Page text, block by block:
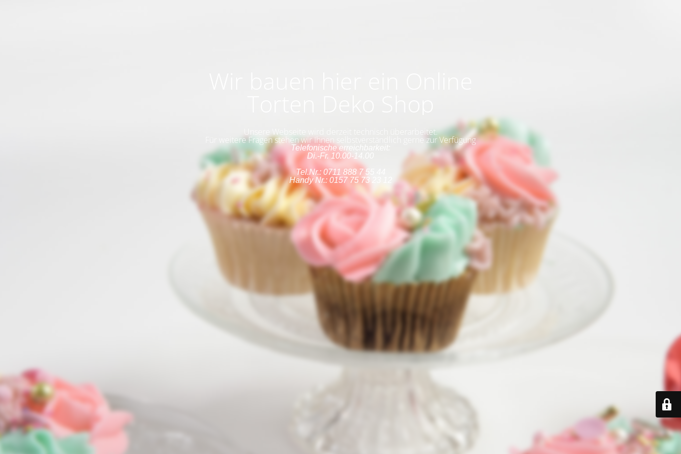
Unsere Webseite wird derzeit technisch überarbeitet.
Für weitere Fragen stehen wir Ihnen selbstverständlich gerne zur Verfügung
Telefonische erreichbarkeit:
Di.-Fr. 10.00-14.00
Tel.Nr.: 0711 888 7 55 44
Handy Nr.: 0157 75 73 23 12